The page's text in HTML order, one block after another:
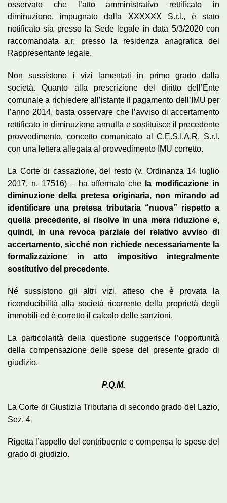
osservato che l’atto amministrativo rettificato in
diminuzione, impugnato dalla XXXXXX S.r.l., è stato
notificato sia presso la Sede legale in data 5/3/2020 con
raccomandata a.r. presso la residenza anagrafica del
Rappresentante legale.
Non sussistono i vizi lamentati in primo grado dalla
società. Quanto alla prescrizione del diritto dell’Ente
comunale a richiedere all’istante il pagamento dell’IMU per
l’anno 2014, basta osservare che l’avviso di accertamento
rettificato in diminuzione annulla e sostituisce il precedente
provvedimento, concetto comunicato al C.E.S.I.A.R. S.r.l.
con una lettera allegata al provvedimento IMU corretto.
La Corte di cassazione, del resto (v. Ordinanza 14 luglio
2017, n. 17516) – ha affermato che
la modificazione in
diminuzione della pretesa originaria, non mirando ad
identificare una pretesa tributaria “nuova” rispetto a
quella precedente, si risolve in una mera riduzione e,
quindi, in una revoca parziale del relativo avviso di
accertamento, sicché non richiede necessariamente la
formalizzazione in atto impositivo integralmente
sostitutivo del precedente.
Né sussistono gli altri vizi, atteso che è provata la
riconducibilità alla società ricorrente della proprietà degli
immobili ed è corretto il calcolo delle sanzioni.
La particolarità della questione suggerisce l’opportunità
della compensazione delle spese del presente grado di
giudizio.
P.Q.M.
La Corte di Giustizia Tributaria di secondo grado del Lazio,
Sez. 4
Rigetta l’appello del contribuente e compensa le spese del
grado di giudizio.